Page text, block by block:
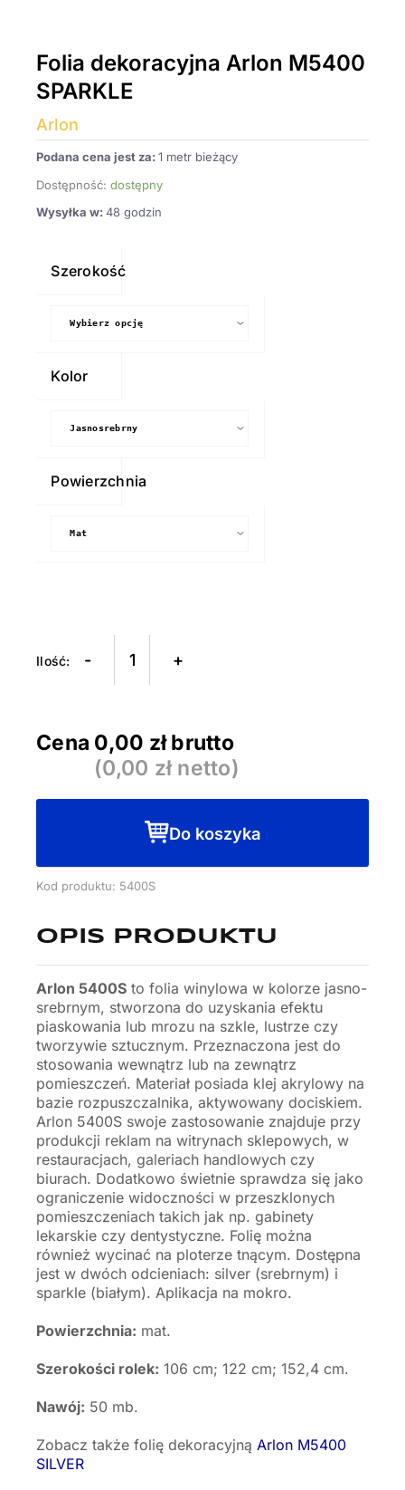
Folia dekoracyjna Arlon M5400
SPARKLE
Arlon
Podana cena jest za: 1 metr bieżący
Dostępność: dostępny
Wysyłka w: 48 godzin
Szerokość
Kolor
Powierzchnia
- +
Cena 0,00 zł brutto
(0,00 zł netto)
Do koszyka
Kod produktu: 5400S
OPIS PRODUKTU
Arlon 5400S to folia winylowa w kolorze jasno-
srebrnym, stworzona do uzyskania efektu
piaskowania lub mrozu na szkle, lustrze czy
tworzywie sztucznym. Przeznaczona jest do
stosowania wewnątrz lub na zewnątrz
pomieszczeń. Materiał posiada klej akrylowy na
bazie rozpuszczalnika, aktywowany dociskiem.
Arlon 5400S swoje zastosowanie znajduje przy
produkcji reklam na witrynach sklepowych, w
restauracjach, galeriach handlowych czy
biurach. Dodatkowo świetnie sprawdza się jako
ograniczenie widoczności w przeszklonych
pomieszczeniach takich jak np. gabinety
lekarskie czy dentystyczne. Folię można
również wycinać na ploterze tnącym. Dostępna
jest w dwóch odcieniach: silver (srebrnym) i
sparkle (białym). Aplikacja na mokro.
Powierzchnia: mat.
Szerokości rolek: 106 cm; 122 cm; 152,4 cm.
Nawój: 50 mb.
Zobacz także folię dekoracyjną Arlon M5400
SILVER